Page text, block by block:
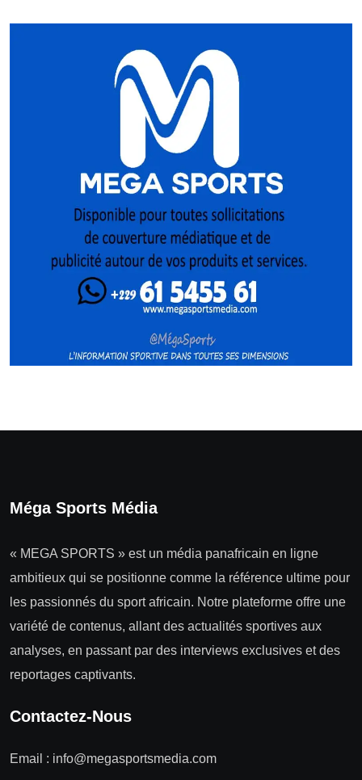
Méga Sports Média
« MEGA SPORTS » est un média panafricain en ligne
ambitieux qui se positionne comme la référence ultime pour
les passionnés du sport africain. Notre plateforme offre une
variété de contenus, allant des actualités sportives aux
analyses, en passant par des interviews exclusives et des
reportages captivants.
Contactez-Nous
Email : info@megasportsmedia.com